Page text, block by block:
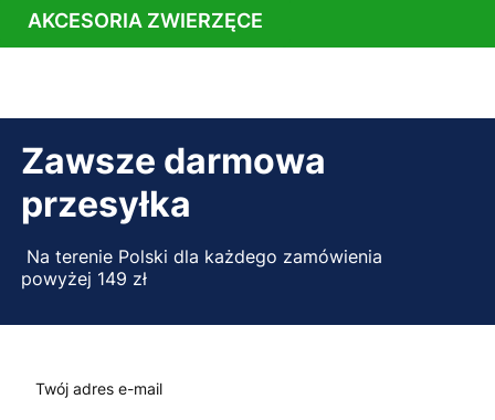
AKCESORIA ZWIERZĘCE
Zawsze darmowa
przesyłka
Na terenie Polski dla każdego zamówienia
powyżej 149 zł
Twój adres e-mail